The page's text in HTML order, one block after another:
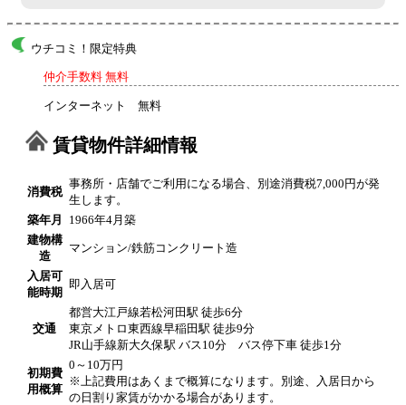
ウチコミ！限定特典
仲介手数料 無料
インターネット 無料
賃貸物件詳細情報
消費税
事務所・店舗でご利用になる場合、別途消費税7,000円が発
生します。
築年月
1966年4月築
建物構
造
マンション/鉄筋コンクリート造
入居可
能時期
即入居可
交通
都営大江戸線若松河田駅 徒歩6分
東京メトロ東西線早稲田駅 徒歩9分
JR山手線新大久保駅 バス10分 バス停下車 徒歩1分
初期費
用概算
0～10万円
※上記費用はあくまで概算になります。別途、入居日から
の日割り家賃がかかる場合があります。